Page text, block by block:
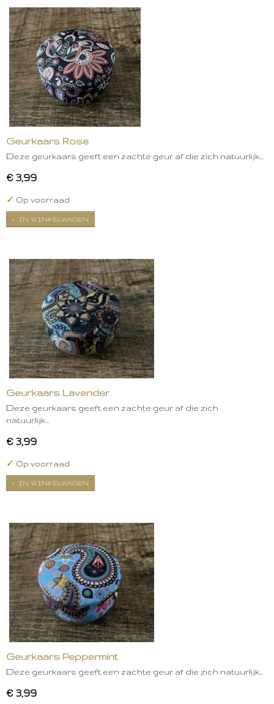
Geurkaars Rose
Deze geurkaars geeft een zachte geur af die zich natuurlijk…
€ 3,99
✓ Op voorraad
IN WINKELWAGEN
Geurkaars Lavender
Deze geurkaars geeft een zachte geur af die zich
natuurlijk…
€ 3,99
✓ Op voorraad
IN WINKELWAGEN
Geurkaars Peppermint
Deze geurkaars geeft een zachte geur af die zich natuurlijk…
€ 3,99